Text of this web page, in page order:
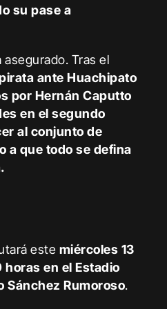
su pase a
Tras el
ante Huachipato
por Hernán Caputto
en el segundo
al conjunto de
a que todo se defina
este miércoles 13
horas en el Estadio
Sánchez Rumoroso.